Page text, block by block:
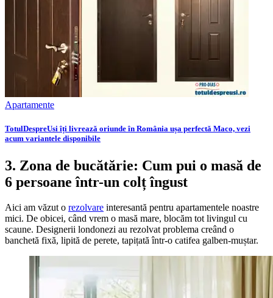
Apartamente
TotulDespreUsi îți livrează oriunde în România ușa perfectă Maco, vezi
acum variantele disponibile
3. Zona de bucătărie: Cum pui o masă de
6 persoane într-un colț îngust
Aici am văzut o rezolvare interesantă pentru apartamentele noastre
mici. De obicei, când vrem o masă mare, blocăm tot livingul cu
scaune. Designerii londonezi au rezolvat problema creând o
banchetă fixă, lipită de perete, tapițată într-o catifea galben-muștar.